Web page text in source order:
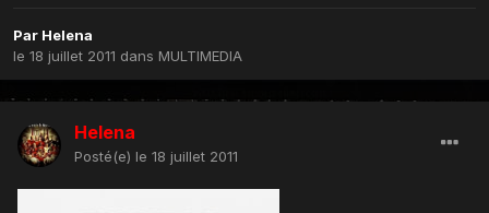
Par Helena
le 18 juillet 2011 dans MULTIMEDIA
Helena
Posté(e) le 18 juillet 2011